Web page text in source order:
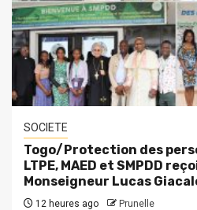
SOCIETE
Togo/Protection des
LTPE, MAED et SMPDD
Monseigneur Lucas
12 heures ago Prunelle